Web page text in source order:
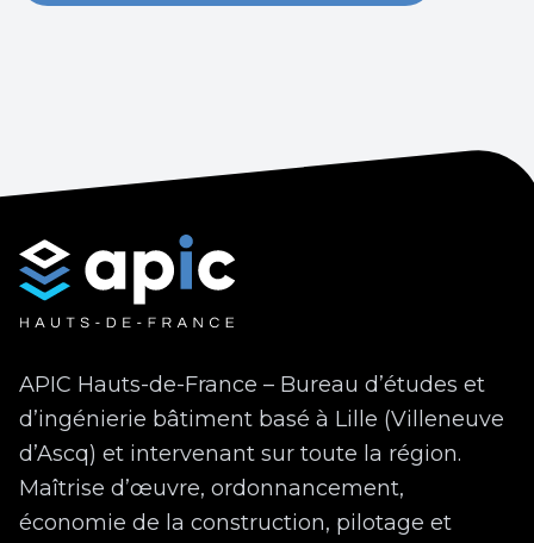
APIC Hauts-de-France – Bureau d’études et
d’ingénierie bâtiment basé à Lille (Villeneuve
d’Ascq) et intervenant sur toute la région.
Maîtrise d’œuvre, ordonnancement,
économie de la construction, pilotage et